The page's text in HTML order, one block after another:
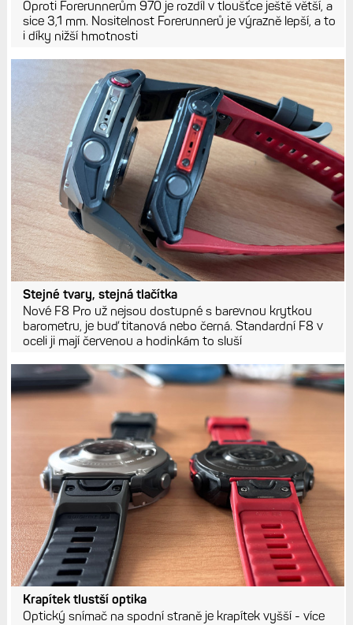
Oproti Forerunnerům 970 je rozdíl v tloušťce ještě větší, a
sice 3,1 mm. Nositelnost Forerunnerů je výrazně lepší, a to
i díky nižší hmotnosti
Stejné tvary, stejná tlačítka
Nové F8 Pro už nejsou dostupné s barevnou krytkou
barometru, je buď titanová nebo černá. Standardní F8 v
oceli ji mají červenou a hodinkám to sluší
Krapítek tlustší optika
Optický snímač na spodní straně je krapítek vyšší - více